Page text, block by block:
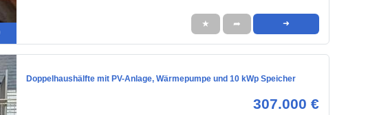
★ ➦ ➜
Doppelhaushälfte mit PV-Anlage, Wärmepumpe und 10 kWp Speicher
307.000 €